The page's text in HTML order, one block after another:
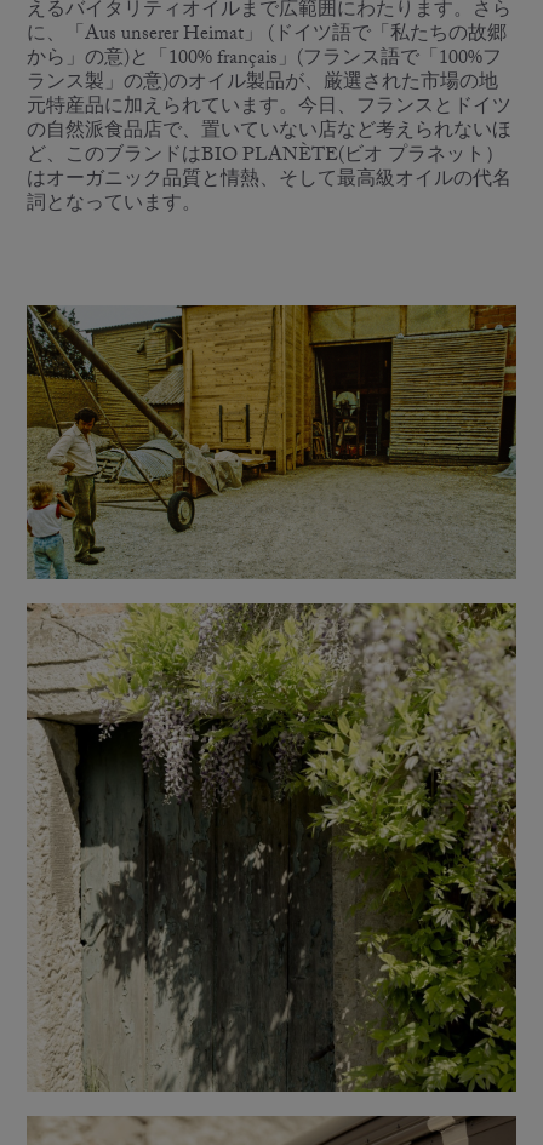
えるバイタリティオイルまで広範囲にわたります。さら
に、「Aus unserer Heimat」 (ドイツ語で「私たちの故郷
から」の意)と「100% français」(フランス語で「100%フ
ランス製」の意)のオイル製品が、厳選された市場の地
元特産品に加えられています。今日、フランスとドイツ
の自然派食品店で、置いていない店など考えられないほ
ど、このブランドはBIO PLANÈTE(ビオ プラネット）
はオーガニック品質と情熱、そして最高級オイルの代名
詞となっています。